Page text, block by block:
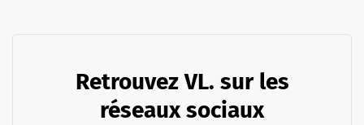
Retrouvez VL. sur les
réseaux sociaux